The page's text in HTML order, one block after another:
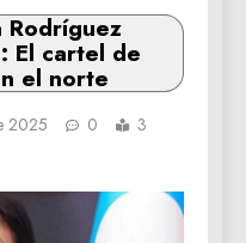
El cartel de
el norte
2025 0
3